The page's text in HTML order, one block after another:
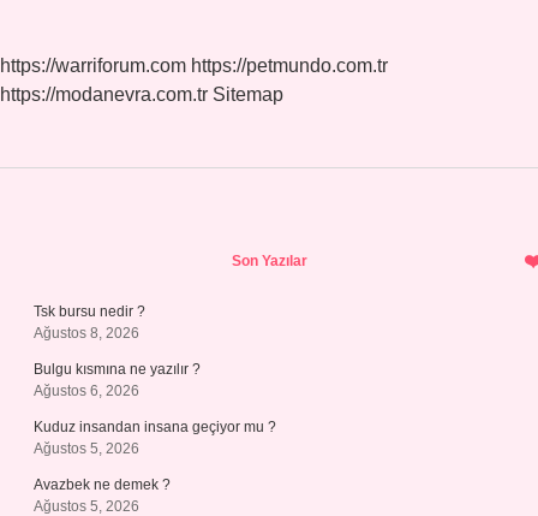
https://warriforum.com https://petmundo.com.tr
https://modanevra.com.tr Sitemap
Son Yazılar
Tsk bursu nedir ?
Ağustos 8, 2026
Bulgu kısmına ne yazılır ?
Ağustos 6, 2026
Kuduz insandan insana geçiyor mu ?
Ağustos 5, 2026
Avazbek ne demek ?
Ağustos 5, 2026